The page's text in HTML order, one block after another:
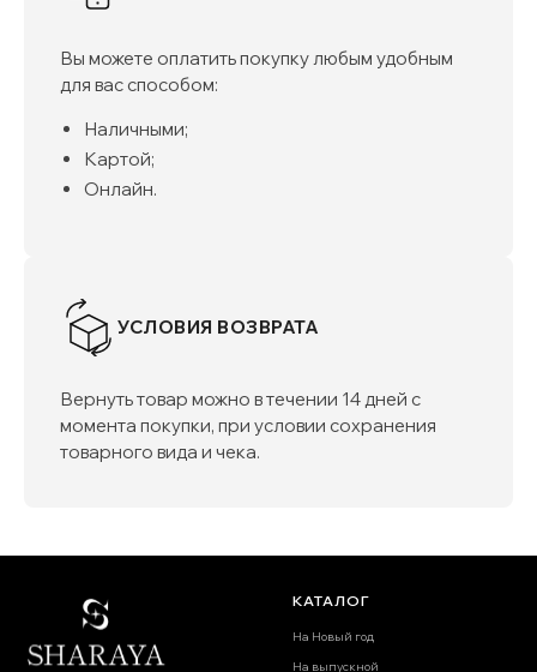
Вы можете оплатить покупку любым удобным
для вас способом:
Наличными;
Картой;
Онлайн.
УСЛОВИЯ ВОЗВРАТА
Вернуть товар можно в течении 14 дней с
момента покупки, при условии сохранения
товарного вида и чека.
КАТАЛОГ
На Новый год
На выпускной